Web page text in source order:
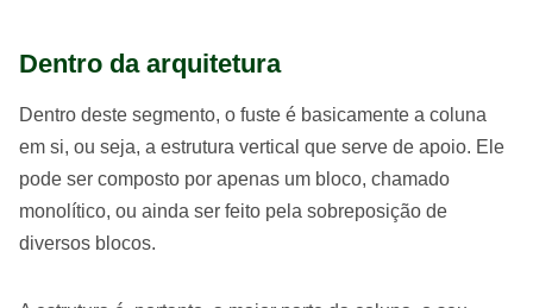
Dentro da arquitetura
Dentro deste segmento, o fuste é basicamente a coluna
em si, ou seja, a estrutura vertical que serve de apoio. Ele
pode ser composto por apenas um bloco, chamado
monolítico, ou ainda ser feito pela sobreposição de
diversos blocos.